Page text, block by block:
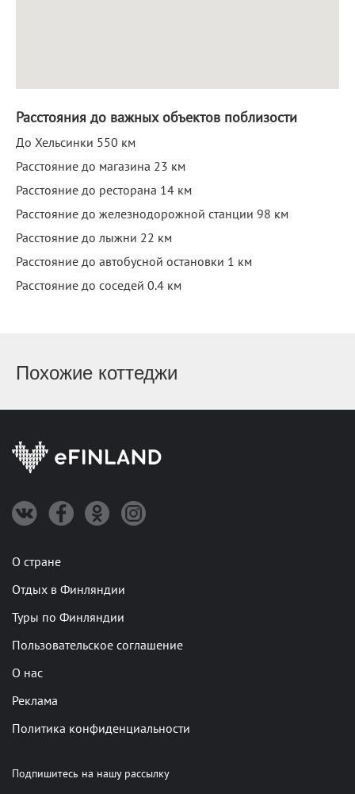
Расстояния до важных объектов поблизости
До Хельсинки 550 км
Расстояние до магазина 23 км
Расстояние до ресторана 14 км
Расстояние до железнодорожной станции 98 км
Расстояние до лыжни 22 км
Расстояние до автобусной остановки 1 км
Расстояние до соседей 0.4 км
Похожие коттеджи
О стране
Отдых в Финляндии
Туры по Финляндии
Пользовательское соглашение
О нас
Реклама
Политика конфиденциальности
Подпишитесь на нашу рассылку